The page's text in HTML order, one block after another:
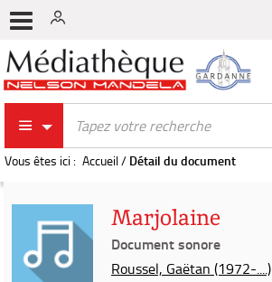
Vous êtes ici : Accueil/ Détail du document
Marjolaine
Document sonore
Roussel, Gaëtan (1972-....)